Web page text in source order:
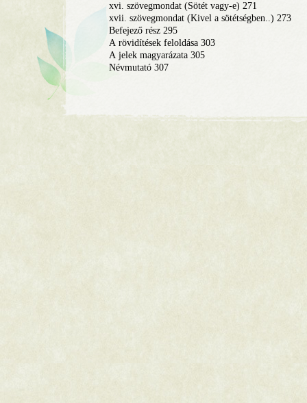
xvi. szövegmondat (Sötét vagy-e) 271
xvii. szövegmondat (Kivel а sötétségben..) 273
Befejező rész 295
А rövidítések feloldása 303
А jelek magyarázata 305
Névmutató 307